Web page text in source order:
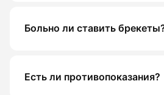
Больно ли ставить
Есть ли противопоказания?